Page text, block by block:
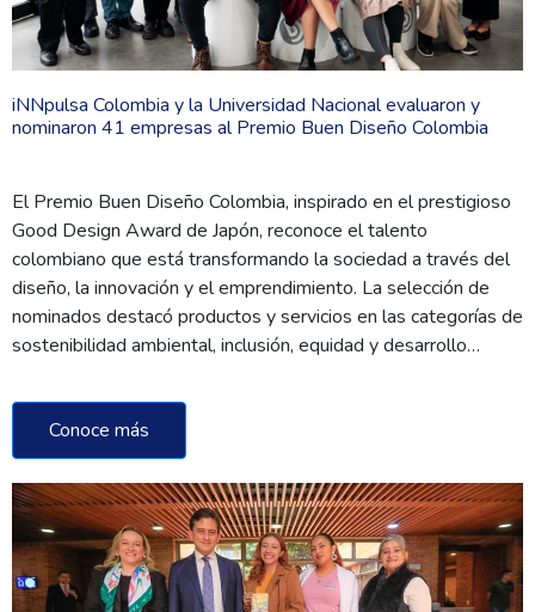
iNNpulsa Colombia y la Universidad Nacional evaluaron y
nominaron 41 empresas al Premio Buen Diseño Colombia
El Premio Buen Diseño Colombia, inspirado en el prestigioso
Good Design Award de Japón, reconoce el talento
colombiano que está transformando la sociedad a través del
diseño, la innovación y el emprendimiento. La selección de
nominados destacó productos y servicios en las categorías de
sostenibilidad ambiental, inclusión, equidad y desarrollo…
Conoce más